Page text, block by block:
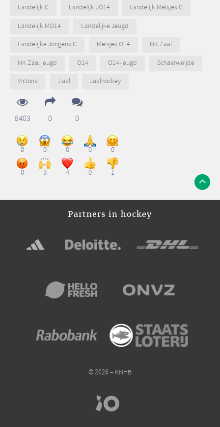
Landelijk C
Landelijk JO14
Landelijk Meisjes C
Landelijk MO14
Landelijke Jeugd
Landelijke Jongens C
Meisjes O14
NK Zaal
NK Zaal jeugd
O14 O14-jeugd
Schaerweijde
Victoria
Zaal zaalhockey
8403 0 0
0 0 0 0 0
0 3 4 0 1
Partners in hockey
© 2026 – KNHB